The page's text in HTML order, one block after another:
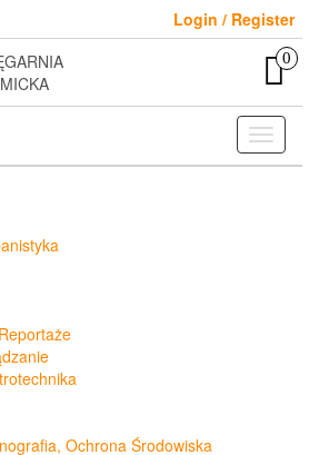
Login / Register
0
Toggle
Ochrona Środowiska